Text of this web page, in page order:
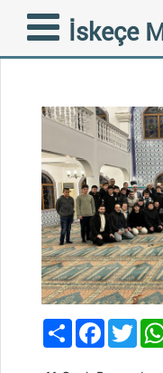
İskeçe
KANDİLİ
PaylaşFacebook